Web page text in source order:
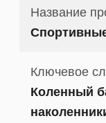
Название
Ключевое
Коленный